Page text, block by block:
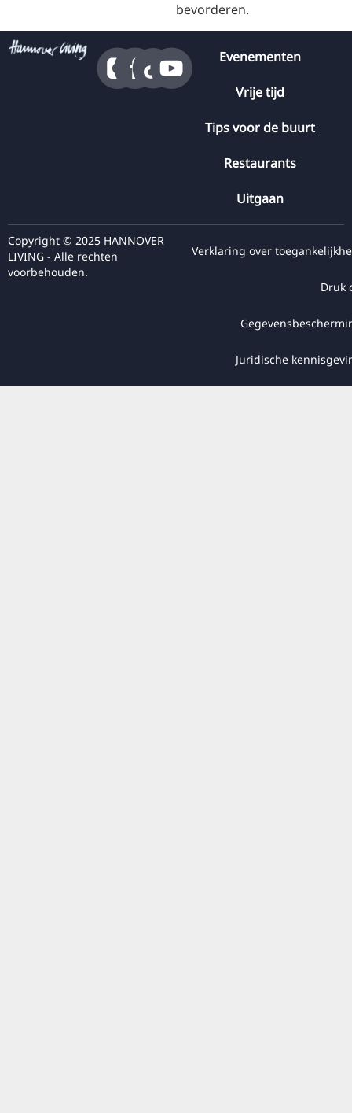
bevorderen.
Evenementen
Vrije tijd
Tips voor de buurt
Restaurants
Uitgaan
Copyright © 2025 HANNOVER
LIVING - Alle rechten
voorbehouden.
Verklaring over
Druk
Juridische